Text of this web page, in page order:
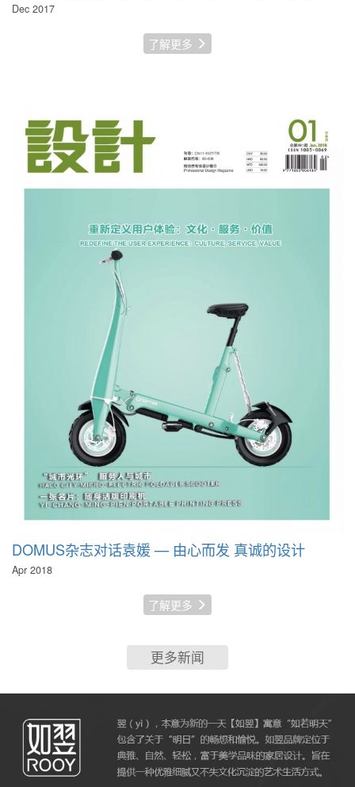
Dec 2017
了解更多
DOMUS杂志对话袁媛 — 由心而发 真诚的设计
Apr 2018
了解更多
更多新闻